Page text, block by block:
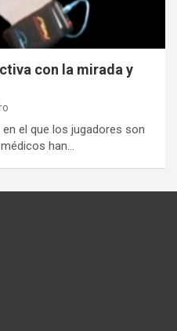
con la mirada y
el que los jugadores son
han…